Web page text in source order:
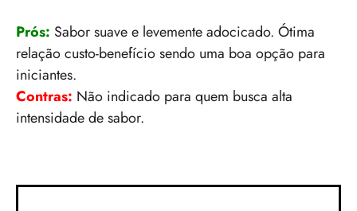
Prós: Sabor suave e levemente adocicado. Ótima
relação custo-benefício sendo uma boa opção para
iniciantes.
Contras: Não indicado para quem busca alta
intensidade de sabor.